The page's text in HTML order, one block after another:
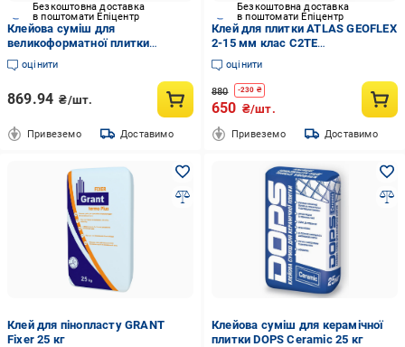
Безкоштовна доставка
в поштомати Епіцентр
Клейова суміш для
великоформатної плитки
Поліпласт ПП-020 BIG FORMAT
20 кг Білий (PPUA77469W)
оцінити
869.94 ₴/шт.
Привеземо Доставимо
Безкоштовна доставка
в поштомати Епіцентр
Клей для плитки ATLAS GEOFLEX
2-15 мм клас C2TE
високоеластичний гелевий 25 кг
(000008980)
оцінити
880 -230 ₴
650 ₴/шт.
Привеземо Доставимо
Клей для пінопласту GRANT
Fixer 25 кг
Клейова суміш для керамічної
плитки DOPS Ceramic 25 кг